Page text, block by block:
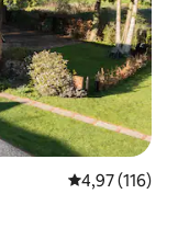
4,97 (116)